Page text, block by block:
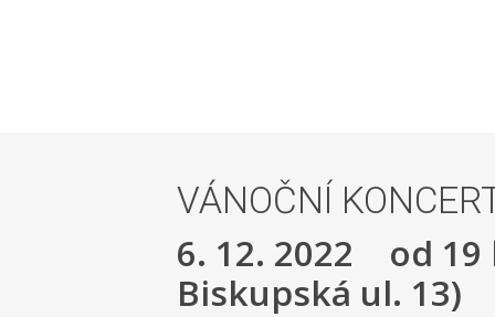
VÁNOČNÍ
6. 12. 2022 od 19
Biskupská ul. 13)